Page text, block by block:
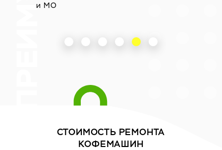
СТОИМОСТЬ РЕМОНТА
КОФЕМАШИН